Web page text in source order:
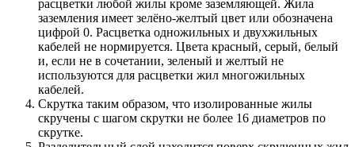
расцветки любой жилы кроме заземляющей. Жила
заземления имеет зелёно-желтый цвет или обозначена
цифрой 0. Расцветка одножильных и двухжильных
кабелей не нормируется. Цвета красный, серый, белый
и, если не в сочетании, зеленый и желтый не
используются для расцветки жил многожильных
кабелей.
Скрутка таким образом, что изолированные жилы
скручены с шагом скрутки не более 16 диаметров по
скрутке.